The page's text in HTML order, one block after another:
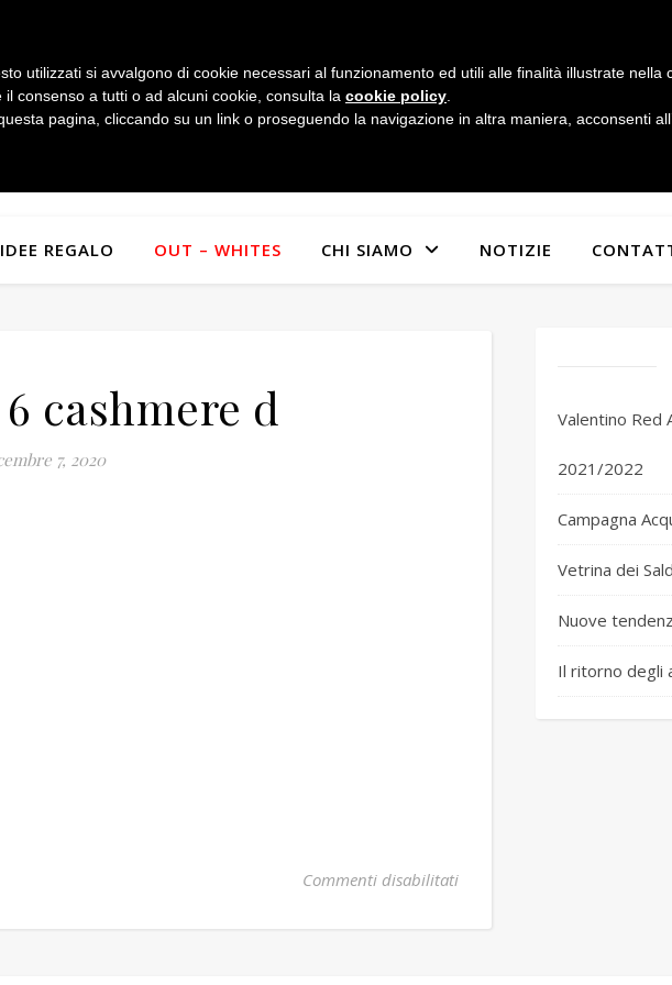
IDEE REGALO OUT – WHITES CHI SIAMO NOTIZIE
cashmere d
7, 2020
Commenti disabilitatisu completo 6 cashmere d
Valentino Red
2021/2022
Campagna
Vetrina dei
Nuove
Il ritorno degli
utilizzati si avvalgono di cookie necessari al funzionamento ed utili alle finalità illustrate nella
consenso a tutti o ad alcuni cookie, consulta la cookie policy
pagina, cliccando su un link o proseguendo la navigazione in altra maniera, acconsenti